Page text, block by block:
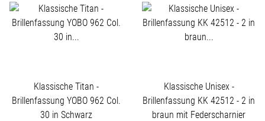
Klassische Titan -
Brillenfassung YOBO 962 Col.
30 in Schwarz
Klassische Unisex -
Brillenfassung KK 42512 - 2 in
braun mit Federscharnier